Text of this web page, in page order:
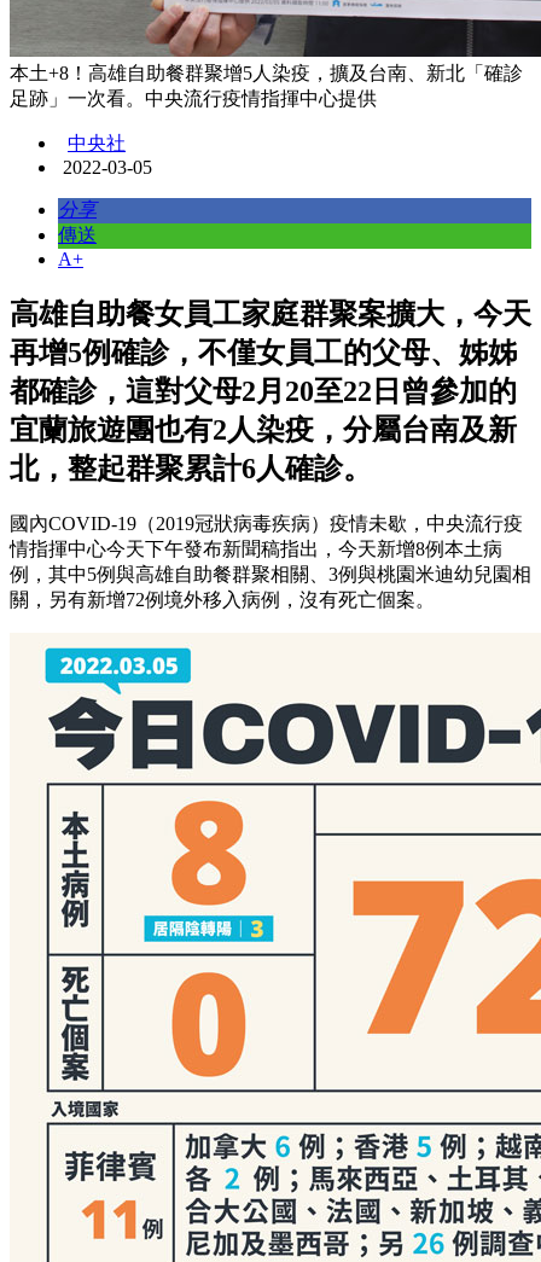
本土+8！高雄自助餐群聚增5人染疫，擴及台南、新北「確診
足跡」一次看。中央流行疫情指揮中心提供
中央社
2022-03-05
分享
傳送
A+
高雄自助餐女員工家庭群聚案擴大，今天
再增5例確診，不僅女員工的父母、姊姊
都確診，這對父母2月20至22日曾參加的
宜蘭旅遊團也有2人染疫，分屬台南及新
北，整起群聚累計6人確診。
國內COVID-19（2019冠狀病毒疾病）疫情未歇，中央流行疫
情指揮中心今天下午發布新聞稿指出，今天新增8例本土病
例，其中5例與高雄自助餐群聚相關、3例與桃園米迪幼兒園相
關，另有新增72例境外移入病例，沒有死亡個案。